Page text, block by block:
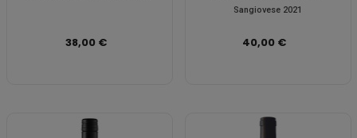
38,00 €
Sangiovese 2021
40,00 €